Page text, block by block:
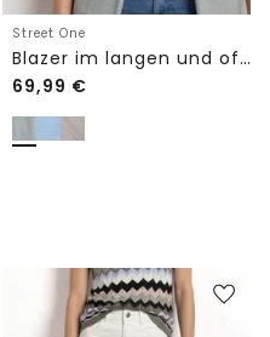
Street One
Blazer im langen und offenen Schnitt
69,99 €